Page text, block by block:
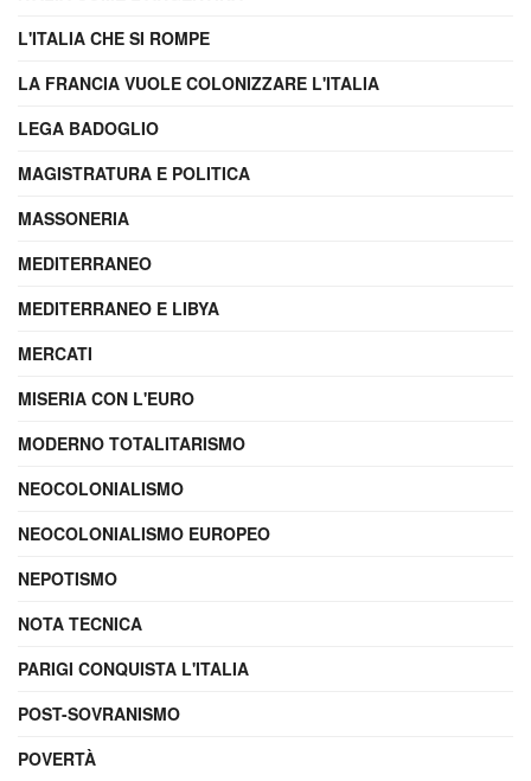
L'ITALIA CHE SI ROMPE
LA FRANCIA VUOLE COLONIZZARE L'ITALIA
LEGA BADOGLIO
MAGISTRATURA E POLITICA
MASSONERIA
MEDITERRANEO
MEDITERRANEO E LIBYA
MERCATI
MISERIA CON L'EURO
MODERNO TOTALITARISMO
NEOCOLONIALISMO
NEOCOLONIALISMO EUROPEO
NEPOTISMO
NOTA TECNICA
PARIGI CONQUISTA L'ITALIA
POST-SOVRANISMO
POVERTÀ